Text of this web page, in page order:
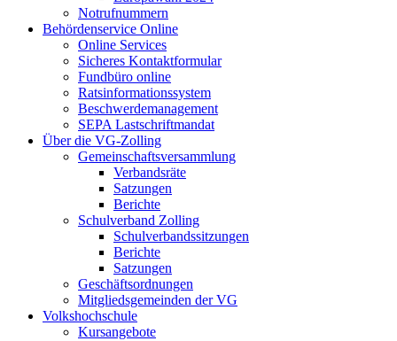
Notrufnummern
Behördenservice Online
Online Services
Sicheres Kontaktformular
Fundbüro online
Ratsinformationssystem
Beschwerdemanagement
SEPA Lastschriftmandat
Über die VG-Zolling
Gemeinschaftsversammlung
Verbandsräte
Satzungen
Berichte
Schulverband Zolling
Schulverbandssitzungen
Berichte
Satzungen
Geschäftsordnungen
Mitgliedsgemeinden der VG
Volkshochschule
Kursangebote